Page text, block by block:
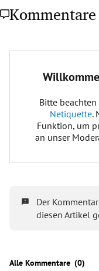
Kommentare